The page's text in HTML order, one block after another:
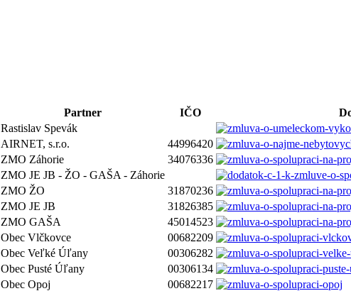
Partner IČO
Rastislav Spevák
AIRNET, s.r.o.
44996420
ZMO Záhorie
34076336
ZMO JE JB - ŽO - GAŠA - Záhorie
ZMO ŽO
31870236
ZMO JE JB
31826385
ZMO GAŠA
45014523
Obec Vlčkovce
00682209
Obec Veľké Úľany
00306282
Obec Pusté Úľany
00306134
Obec Opoj
00682217